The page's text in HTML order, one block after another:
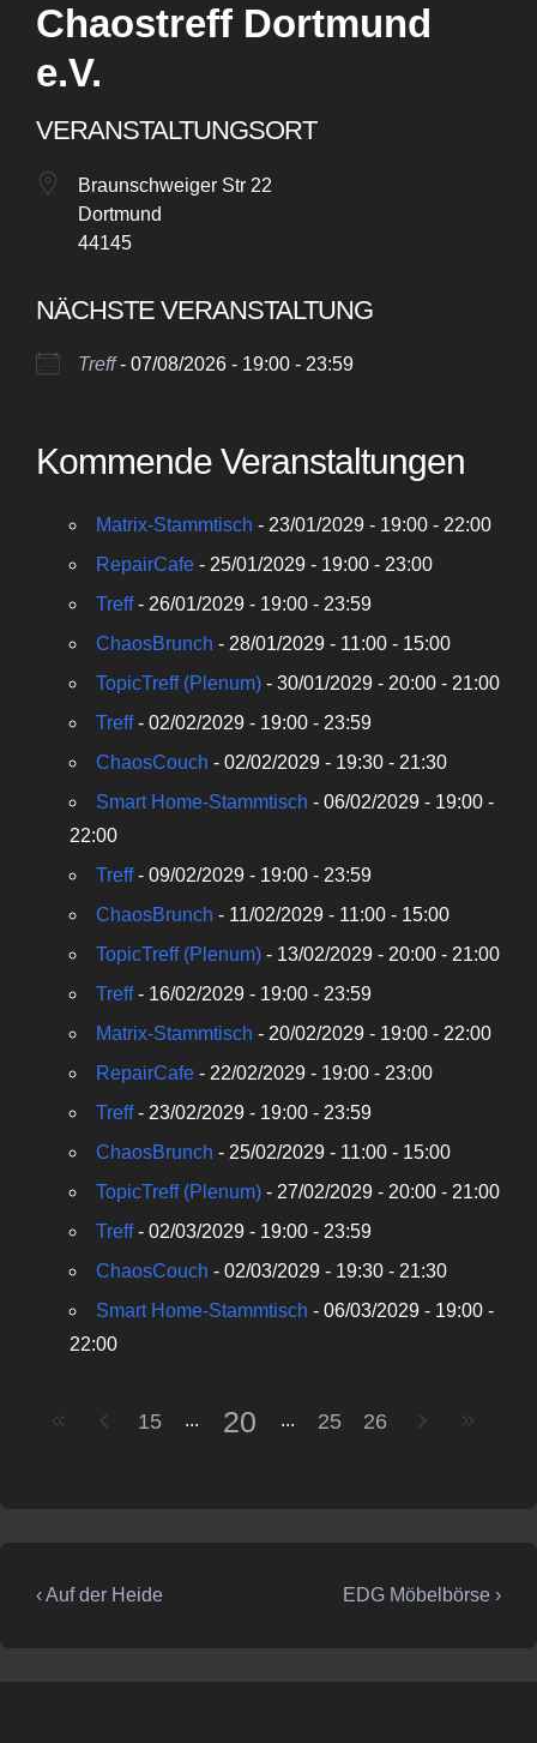
Chaostreff Dortmund
e.V.
VERANSTALTUNGSORT
Braunschweiger Str 22
Dortmund
44145
NÄCHSTE VERANSTALTUNG
Treff- 07/08/2026 - 19:00 - 23:59
Kommende Veranstaltungen
Matrix-Stammtisch - 23/01/2029 - 19:00 - 22:00
RepairCafe - 25/01/2029 - 19:00 - 23:00
Treff- 26/01/2029 - 19:00 - 23:59
ChaosBrunch - 28/01/2029 - 11:00 - 15:00
TopicTreff (Plenum) - 30/01/2029 - 20:00 - 21:00
Treff- 02/02/2029 - 19:00 - 23:59
ChaosCouch - 02/02/2029 - 19:30 - 21:30
Smart Home-Stammtisch - 06/02/2029 - 19:00 -
22:00
Treff- 09/02/2029 - 19:00 - 23:59
ChaosBrunch - 11/02/2029 - 11:00 - 15:00
TopicTreff (Plenum) - 13/02/2029 - 20:00 - 21:00
Treff- 16/02/2029 - 19:00 - 23:59
Matrix-Stammtisch - 20/02/2029 - 19:00 - 22:00
RepairCafe - 22/02/2029 - 19:00 - 23:00
Treff- 23/02/2029 - 19:00 - 23:59
ChaosBrunch - 25/02/2029 - 11:00 - 15:00
TopicTreff (Plenum) - 27/02/2029 - 20:00 - 21:00
Treff- 02/03/2029 - 19:00 - 23:59
ChaosCouch - 02/03/2029 - 19:30 - 21:30
Smart Home-Stammtisch - 06/03/2029 - 19:00 -
22:00
15 20 25 26
Beitragsnavigation
Vorheriger
‹ Auf der Heide
Nächster
EDG Möbelbörse ›